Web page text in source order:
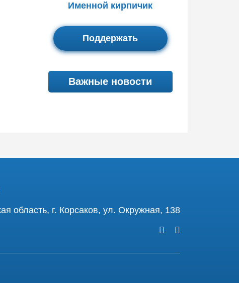
Именной кирпичик
Поддержать
Важные новости
область, г. Корсаков, ул. Окружная, 138